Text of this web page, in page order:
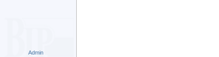
Admin